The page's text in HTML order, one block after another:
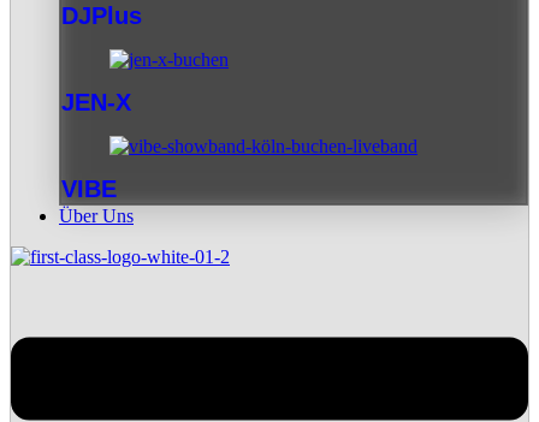
DJPlus
JEN-X
VIBE
Über Uns